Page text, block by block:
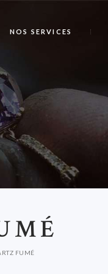
NOS SERVICES
FUMÉ